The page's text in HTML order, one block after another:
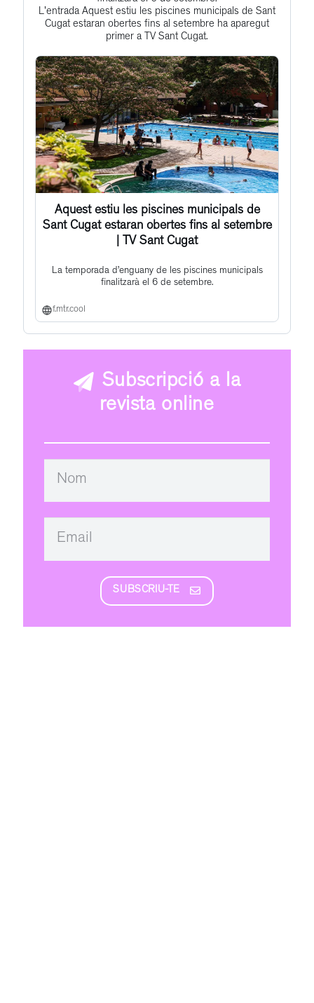
to
this
L'entrada Aquest estiu les piscines municipals de Sant
Cugat estaran obertes fins al setembre ha aparegut
primer a TV Sant Cugat.
Aquest estiu les piscines municipals de
Sant Cugat estaran obertes fins al setembre
| TV Sant Cugat
La temporada d’enguany de les piscines municipals
finalitzarà el 6 de setembre.
f.mtr.cool
Subscripció a la
revista online
SUBSCRIU-TE